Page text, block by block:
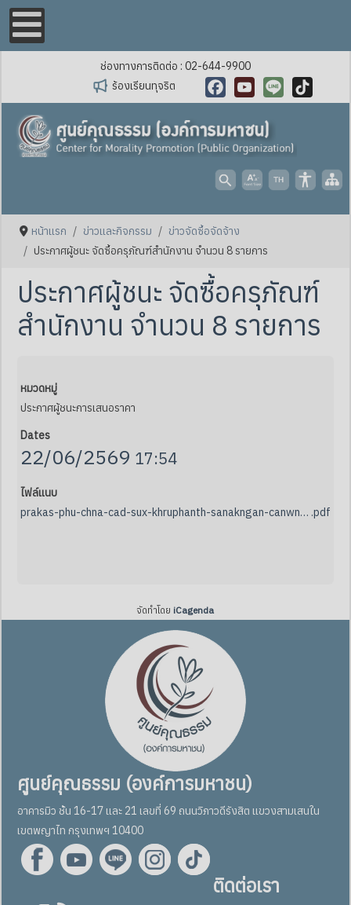
ช่องทางการติดต่อ : 02-644-9900
ร้องเรียนทุจริต
Facebook
YouTube
Line TikTok
หน้าแรก ข่าวและกิจกรรม
ข่าวจัดซื้อจัดจ้าง
ประกาศผู้ชนะ จัดซื้อครุภัณฑ์สำนักงาน จำนวน 8 รายการ
ประกาศผู้ชนะ จัดซื้อครุภัณฑ์
สำนักงาน จำนวน 8 รายการ
หมวดหมู่
ประกาศผู้ชนะการเสนอราคา
Dates
22/06/2569 17:54
ไฟล์แนบ
prakas-phu-chna-cad-sux-khruphanth-sanakngan-canwn-8-raykar .pdf
จัดทำโดย iCagenda
ศูนย์คุณธรรม (องค์การมหาชน)
อาคารมิว ชั้น 16-17 และ 21 เลขที่ 69 ถนนวิภาวดีรังสิต แขวงสามเสนใน
เขตพญาไท กรุงเทพฯ 10400
ติดต่อเรา